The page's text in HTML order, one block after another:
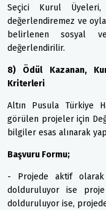
Seçici Kurul Üyeleri,
değerlendiremez ve
belirlenen sosyal
değerlendirilir.
8) Ödül Kazanan,
Kriterleri
Altın Pusula Türkiye
görülen projeler için
bilgiler esas alınarak
Başvuru Formu;
- Projede aktif olarak
dolduruluyor ise
dolduruluyor ise,